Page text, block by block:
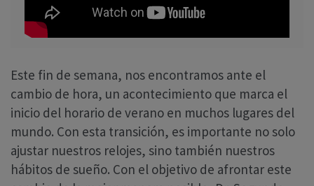
Este fin de semana, nos encontramos ante el
cambio de hora, un acontecimiento que marca el
inicio del horario de verano en muchos lugares del
mundo. Con esta transición, es importante no solo
ajustar nuestros relojes, sino también nuestros
hábitos de sueño. Con el objetivo de afrontar este